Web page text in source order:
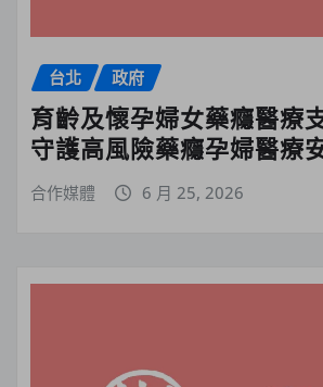
台北 政府
育齡及懷孕婦女藥癮醫療
守護高風險藥癮孕婦醫療
合作媒體 6 月 25, 2026